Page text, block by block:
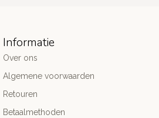
Informatie
Over ons
Algemene voorwaarden
Retouren
Betaalmethoden